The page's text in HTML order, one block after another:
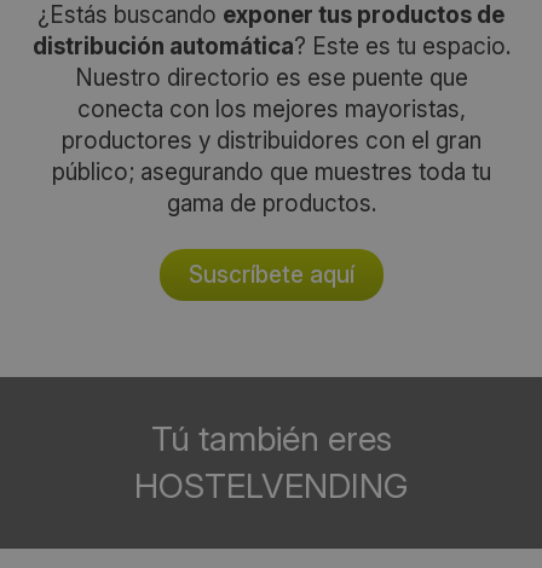
¿Estás buscando exponer tus productos de
distribución automática? Este es tu espacio.
Nuestro directorio es ese puente que
conecta con los mejores mayoristas,
productores y distribuidores con el gran
público; asegurando que muestres toda tu
gama de productos.
Suscríbete aquí
Tú también eres
HOSTELVENDING